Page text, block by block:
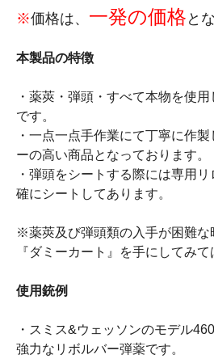
※価格は、 一発の価格 と
本製品の特徴
・薬莢・弾頭・すべて本物を使
です。
・一点一点手作業にて丁寧に作
ーの高い商品となっております。
・弾頭をシートする際には専用
確にシートしてあります。
※薬莢及び弾頭類の入手が困難な
『ダミーカート』を手にしてみ
使用銃例
・スミス&ウェッソンのモデル
強力なリボルバー弾薬です。